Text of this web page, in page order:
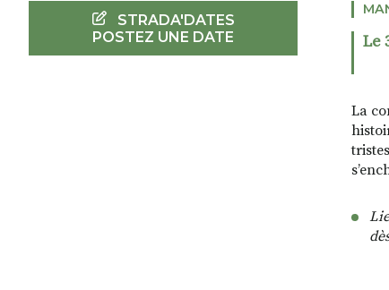
Le
La
STRADA'DATES
POSTEZ UNE DATE